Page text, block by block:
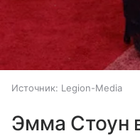
Источник: Legion-Media
Эмма Стоун